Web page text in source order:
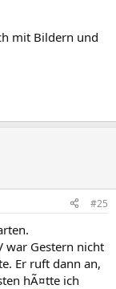
mit Bildern und
#25
war Gestern nicht
Er ruft dann an,
hÃ¤tte ich